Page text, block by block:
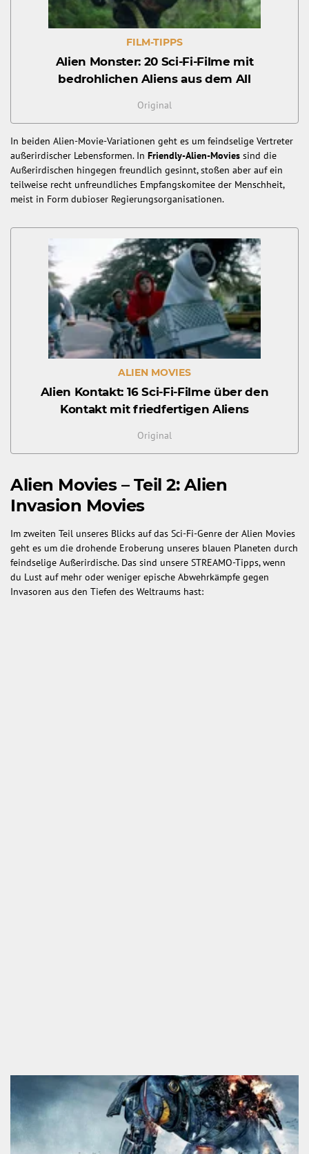
FILM-TIPPS
Alien Monster: 20 Sci-Fi-Filme mit
bedrohlichen Aliens aus dem All
Original
In beiden Alien-Movie-Variationen geht es um feindselige Vertreter
außerirdischer Lebensformen. In Friendly-Alien-Movies sind die
Außerirdischen hingegen freundlich gesinnt, stoßen aber auf ein
teilweise recht unfreundliches Empfangskomitee der Menschheit,
meist in Form dubioser Regierungsorganisationen.
ALIEN MOVIES
Alien Kontakt: 16 Sci-Fi-Filme über den
Kontakt mit friedfertigen Aliens
Original
Alien Movies – Teil 2: Alien
Invasion Movies
Im zweiten Teil unseres Blicks auf das Sci-Fi-Genre der Alien Movies
geht es um die drohende Eroberung unseres blauen Planeten durch
feindselige Außerirdische. Das sind unsere STREAMO-Tipps, wenn
du Lust auf mehr oder weniger epische Abwehrkämpfe gegen
Invasoren aus den Tiefen des Weltraums hast: